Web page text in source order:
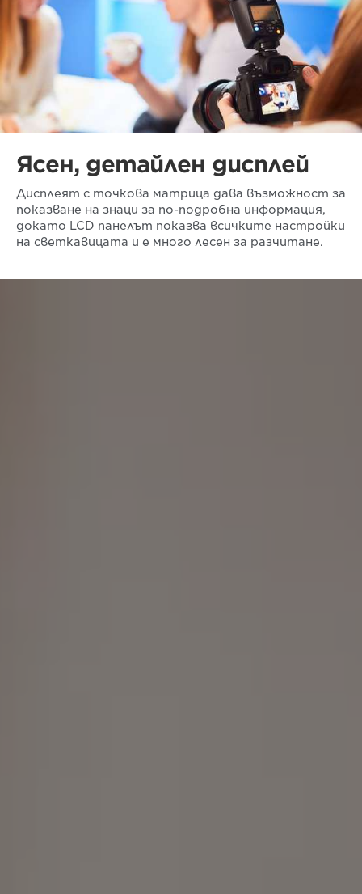
Ясен, детайлен дисплей
Дисплеят с точкова матрица дава възможност за
показване на знаци за по-подробна информация,
докато LCD панелът показва всичките настройки
на светкавицата и е много лесен за разчитане.